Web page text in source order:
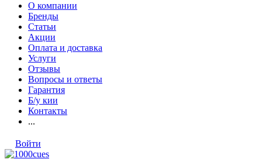
О компании
Бренды
Статьи
Акции
Оплата и доставка
Услуги
Отзывы
Вопросы и ответы
Гарантия
Б/у кии
Контакты
...
Войти